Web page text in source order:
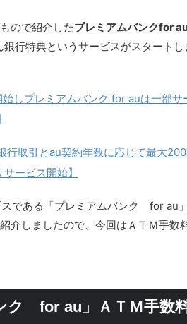
ので紹介したプレミアムバンクfor
行特典というサービスがスタート
しプレミアムバンク for auは一部
行取引とau契約年数に応じて最大
ービス開始】
である「プレミアムバンク for au」
介しましたので、今回はＡＴＭ手数
ク for au」ＡＴＭ手数